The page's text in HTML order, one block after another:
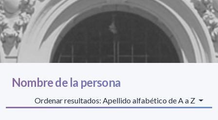
Nombre de la persona
Ordenar resultados: Apellido alfabético de A a Z